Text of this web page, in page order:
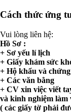
Cách thức ứng
Vui lòng liên hệ:
Hồ Sơ :
+ Sơ yếu lí lịch
+ Giấy khám sức
+ Hộ khẩu và
+ Các văn bằng
+ CV xin việc viết
và kinh nghiệm làm
( các giấy tờ phải